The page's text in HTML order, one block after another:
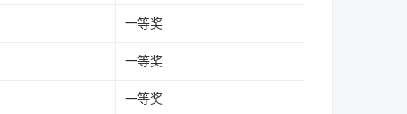
一等奖
一等奖
一等奖